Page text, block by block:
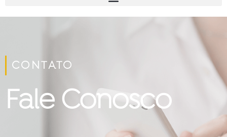
CONTATO
Fale Conosco